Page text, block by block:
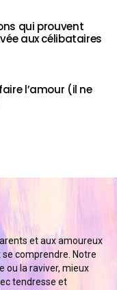
qui prouvent
aux célibataires
l’amour (il ne
et aux amoureux
se comprendre. Notre
ou la raviver, mieux
tendresse et